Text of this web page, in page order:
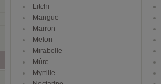
Litchi
Mangue
Marron
Melon
Mirabelle
Mûre
Myrtille